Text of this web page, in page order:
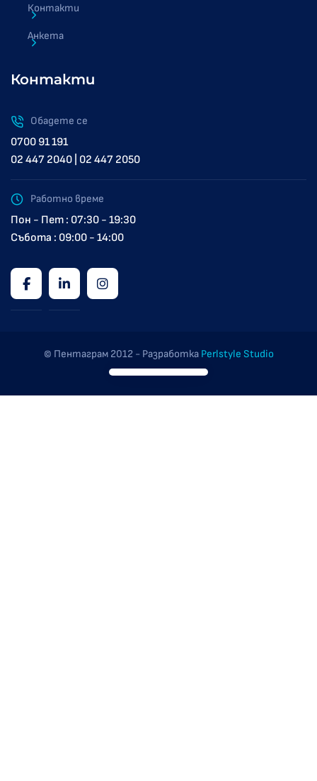
Контакти
Анкета
Контакти
Обадете се
0700 91 191
02 447 2040 | 02 447 2050
Работно време
Пон - Пет : 07:30 - 19:30
Събота : 09:00 - 14:00
© Пентаграм 2012 - Разработка Perlstyle Studio